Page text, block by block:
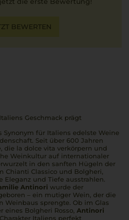
BEWERTEN
Geschmack prägt
Synonym für Italiens edelste Weine
Seit über 600 Jahren
die la dolce vita verkörpern und
Weinkultur auf internationaler
in den sanften Hügeln der
Chianti Classico und Bolgheri,
Eleganz und Tiefe ausstrahlen.
Antinori wurde der
– ein mutiger Wein, der die
Weinbaus sprengte. Ob im Glas
eines Bolgheri Rosso, Antinori
Italiens perfekt